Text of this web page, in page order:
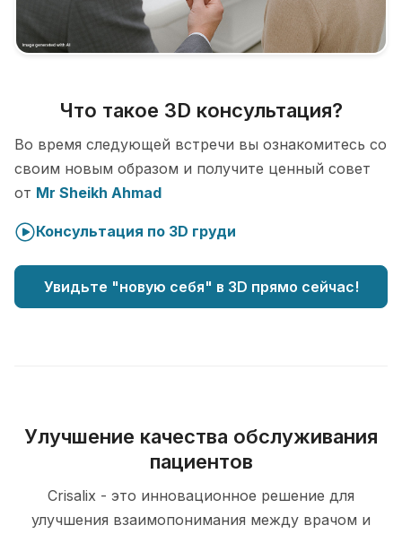
Что такое 3D консультация?
Во время следующей встречи вы ознакомитесь со
своим новым образом и получите ценный совет
от Mr Sheikh Ahmad
Консультация по 3D груди
Увидьте "новую себя" в 3D прямо сейчас!
Улучшение качества обслуживания
пациентов
Crisalix - это инновационное решение для
улучшения взаимопонимания между врачом и